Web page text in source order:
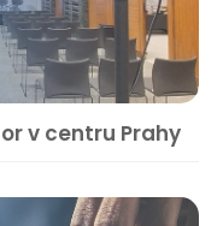
v centru Prahy